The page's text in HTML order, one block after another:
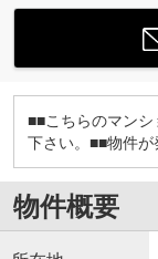
■■こちらのマン
下さい。■■物件が
物件概要